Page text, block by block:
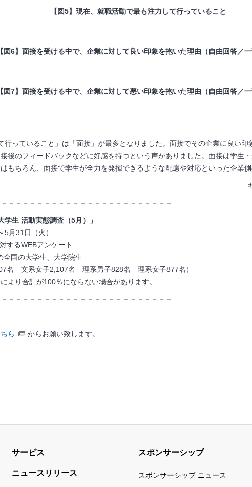
【図5】現在、就職活動で最も注力して行っていること
【図6】面接を受ける中で、企業に対して良い印象を抱いた理由（自由回答／一
【図7】面接を受ける中で、企業に対して悪い印象を抱いた理由（自由回答／一
行っていること」は「面接」が最多となりました。面接でその企業に良い
後のフィードバックなどに好感を持つという声がありました。面接は学生
もちろん、面接で学生が全力を発揮できるような配慮や対応といった企業側
－－－－－－－－－－－－－－－－－－－－－－－
学生 活動実態調査（5月）」
月31日（火）
するWEBアンケート
全国の大学生、大学院生
名 文系女子2,107名 理系男子828名 理系女子877名）
より合計が100％にならない場合があります。
－－－－－－－－－－－－－－－－－－－－－－－
ら からお願い致します。
サービス
ニュースリリース
スポンサーシップ
スポンサーシップ ニュース